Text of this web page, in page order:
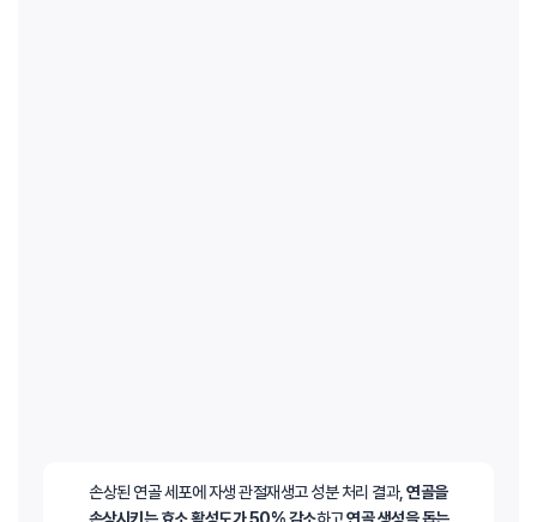
손상된 연골 세포에 자생 관절재생고 성분 처리 결과,연골을